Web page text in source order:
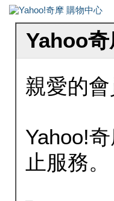
Yahoo
親愛的會
Yahoo!
止服務。